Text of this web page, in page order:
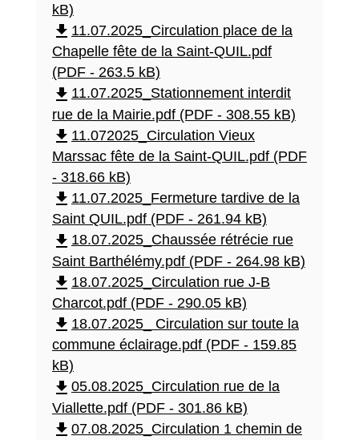
kB)
file_download 11.07.2025_Circulation place de la
Chapelle fête de la Saint-QUIL.pdf
(PDF - 263.5 kB)
file_download 11.07.2025_Stationnement interdit
rue de la Mairie.pdf (PDF - 308.55 kB)
file_download 11.072025_Circulation Vieux
Marssac fête de la Saint-QUIL.pdf (PDF
- 318.66 kB)
file_download 11.07.2025_Fermeture tardive de la
Saint QUIL.pdf (PDF - 261.94 kB)
file_download 18.07.2025_Chaussée rétrécie rue
Saint Barthélémy.pdf (PDF - 264.98 kB)
file_download 18.07.2025_Circulation rue J-B
Charcot.pdf (PDF - 290.05 kB)
file_download 18.07.2025_ Circulation sur toute la
commune éclairage.pdf (PDF - 159.85
kB)
file_download 05.08.2025_Circulation rue de la
Viallette.pdf (PDF - 301.86 kB)
file_download 07.08.2025_Circulation 1 chemin de